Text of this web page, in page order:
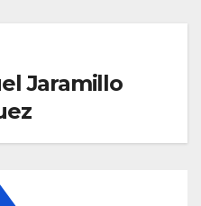
Jaramillo